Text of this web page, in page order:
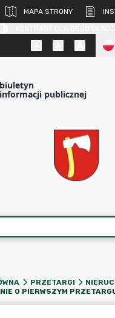
MAPA STRONY
biuletyn
informacji publicznej
PRZETARGI